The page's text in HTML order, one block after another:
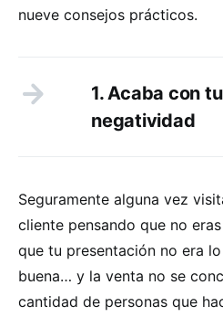
nueve consejos prácticos.
1. Acaba con
negatividad
Seguramente alguna vez
cliente pensando que no
que tu presentación no era
buena… y la venta no se
cantidad de personas que